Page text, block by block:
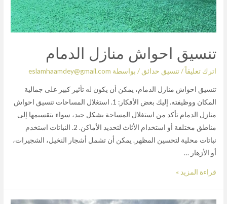
تنسيق احواش منازل الدمام
اترك تعليقاً/تنسيق حدائق / بواسطة eslamhaamdey@gmail.com
تنسيق احواش منازل الدمام، يمكن أن يكون له تأثير كبير على جمالية
المكان ووظيفته. إليك بعض الأفكار: 1. استغلال المساحات تنسيق احواش
منازل الدمام تأكد من استغلال المساحة بشكل جيد، سواء بتقسيمها إلى
مناطق مختلفة أو استخدام الأثاث لتحديد الأماكن. 2. النباتات استخدم
نباتات محلية لتحسين المظهر. يمكن أن تشمل أشجار النخيل، الشجيرات،
أو الأزهار …
قراءة المزيد »